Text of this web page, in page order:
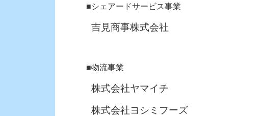
■シェアードサービス事業
吉見商事株式会社
■物流事業
株式会社ヤマイチ
株式会社ヨシミフーズ